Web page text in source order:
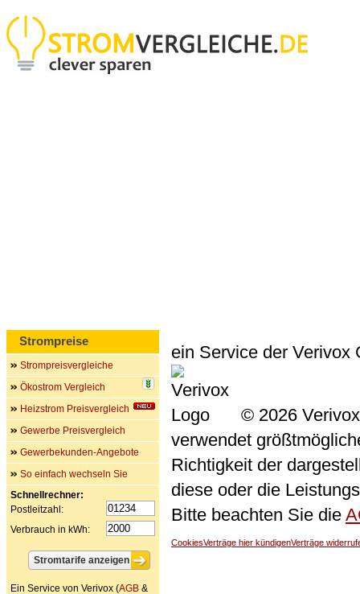
ein Service der Verivox
© 2026
verwendet
Richtigkeit der
diese oder die
Bitte beachten Sie die
CookiesVerträge hier kündigenVerträge
Strompreise
Strompreisvergleiche
Ökostrom Vergleich
Heizstrom Preisvergleich
Gewerbe Preisvergleich
Gewerbekunden-Angebote
So einfach wechseln Sie
Schnellrechner:
Postleitzahl:
Verbrauch in kWh:
Ein Service von Verivox (AGB &